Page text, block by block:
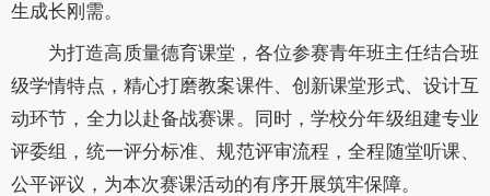
生成长刚需。
为打造高质量德育课堂，各位参赛青年班主任结合班
级学情特点，精心打磨教案课件、创新课堂形式、设计互
动环节，全力以赴备战赛课。同时，学校分年级组建专业
评委组，统一评分标准、规范评审流程，全程随堂听课、
公平评议，为本次赛课活动的有序开展筑牢保障。